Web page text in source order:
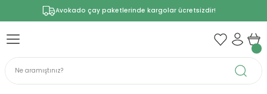
Avokado çay paketlerinde kargolar ücretsizdir!